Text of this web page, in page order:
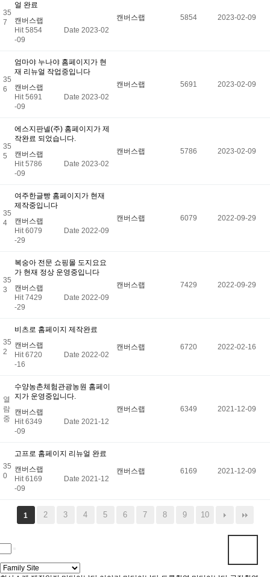
35
7
얼 완료
캔버스랩
Hit 5854
Date 2023-02
-09
캔버스랩 5854 2023-02-09
35
6
엄마야 누나야 홈페이지가 현
재 리뉴얼 작업중입니다
캔버스랩
Hit 5691
Date 2023-02
-09
캔버스랩 5691 2023-02-09
35
5
에스지판넬(주) 홈페이지가 제
작완료 되었습니다.
캔버스랩
Hit 5786
Date 2023-02
-09
캔버스랩 5786 2023-02-09
35
4
여주한글빵 홈페이지가 현재
제작중입니다
캔버스랩
Hit 6079
Date 2022-09
-29
캔버스랩 6079 2022-09-29
35
3
복숭아 전문 쇼핑몰 도지요요
가 현재 정상 운영중입니다
캔버스랩
Hit 7429
Date 2022-09
-29
캔버스랩 7429 2022-09-29
35
2
비츠로 홈페이지 제작완료
캔버스랩
Hit 6720
Date 2022-02
-16
캔버스랩 6720 2022-02-16
열
람
중
수양농촌체험관광농원 홈페이
지가 운영중입니다.
캔버스랩
Hit 6349
Date 2021-12
-09
캔버스랩 6349 2021-12-09
35
0
고프로 홈페이지 리뉴얼 완료
캔버스랩
Hit 6169
Date 2021-12
-09
캔버스랩 6169 2021-12-09
1 2 3 4 5 6 7 8 9 10